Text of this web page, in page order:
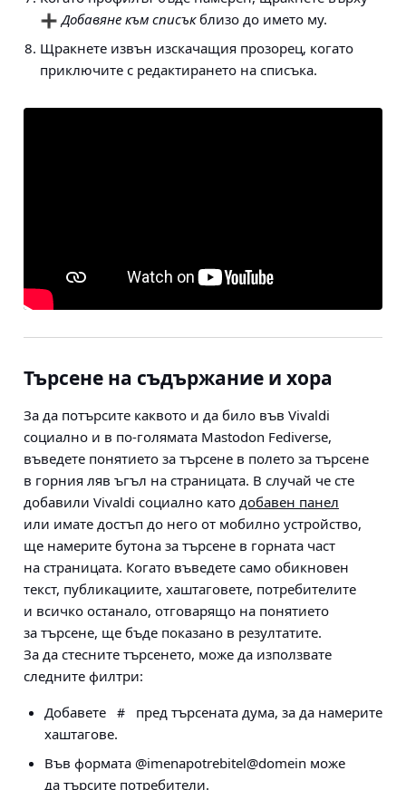
Добавяне към списъкблизо до името му.
Щракнете извън изскачащия прозорец, когато
приключите с редактирането на списъка.
Търсене на съдържание и хора
За да потърсите каквото и да било във Vivaldi
социално и в по-голямата Mastodon Fediverse,
въведете понятието за търсене в полето за търсене
в горния ляв ъгъл на страницата. В случай че сте
добавили Vivaldi социално като добавен панел
или имате достъп до него от мобилно устройство,
ще намерите бутона за търсене в горната част
на страницата. Когато въведете само обикновен
текст, публикациите, хаштаговете, потребителите
и всичко останало, отговарящо на понятието
за търсене, ще бъде показано в резултатите.
За да стесните търсенето, може да използвате
следните филтри:
Добавете
#
пред търсената дума, за да намерите
хаштагове.
Във формата @imenapotrebitel@domein може
да търсите потребители.